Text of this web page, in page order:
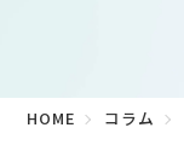
HOME コラム